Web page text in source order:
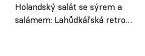
Holandský salát se sýrem a
salámem: Lahůdkářská retro